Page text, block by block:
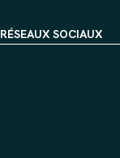
RÉSEAUX SOCIAUX